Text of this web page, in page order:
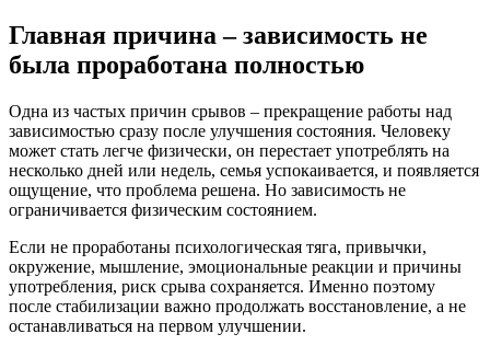
Главная причина – зависимость не
была проработана полностью
Одна из частых причин срывов – прекращение работы над
зависимостью сразу после улучшения состояния. Человеку
может стать легче физически, он перестает употреблять на
несколько дней или недель, семья успокаивается, и появляется
ощущение, что проблема решена. Но зависимость не
ограничивается физическим состоянием.
Если не проработаны психологическая тяга, привычки,
окружение, мышление, эмоциональные реакции и причины
употребления, риск срыва сохраняется. Именно поэтому
после стабилизации важно продолжать восстановление, а не
останавливаться на первом улучшении.